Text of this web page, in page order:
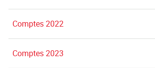
Comptes 2022
Comptes 2023